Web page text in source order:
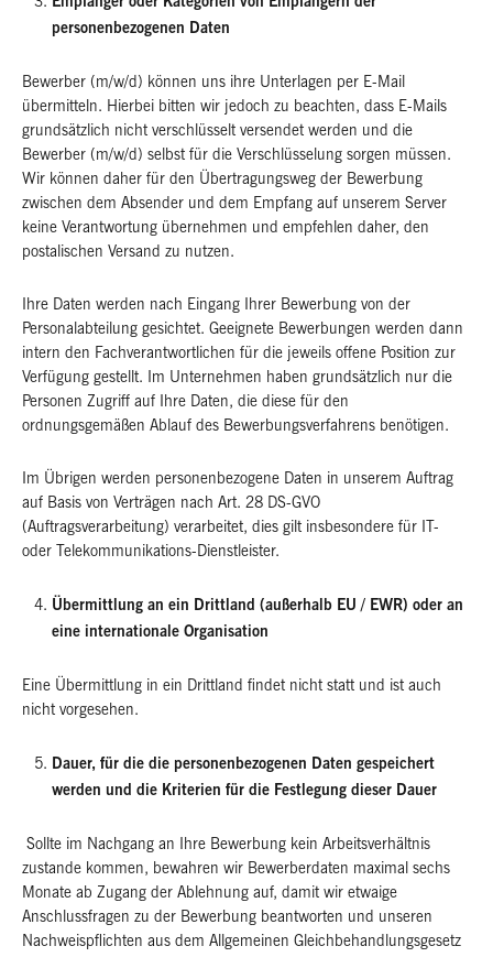
personenbezogenen Daten
Bewerber (m/w/d) können uns ihre Unterlagen per E-Mail
übermitteln. Hierbei bitten wir jedoch zu beachten, dass E-Mails
grundsätzlich nicht verschlüsselt versendet werden und die
Bewerber (m/w/d) selbst für die Verschlüsselung sorgen müssen.
Wir können daher für den Übertragungsweg der Bewerbung
zwischen dem Absender und dem Empfang auf unserem Server
keine Verantwortung übernehmen und empfehlen daher, den
postalischen Versand zu nutzen.
Ihre Daten werden nach Eingang Ihrer Bewerbung von der
Personalabteilung gesichtet. Geeignete Bewerbungen werden dann
intern den Fachverantwortlichen für die jeweils offene Position zur
Verfügung gestellt. Im Unternehmen haben grundsätzlich nur die
Personen Zugriff auf Ihre Daten, die diese für den
ordnungsgemäßen Ablauf des Bewerbungsverfahrens benötigen.
Im Übrigen werden personenbezogene Daten in unserem Auftrag
auf Basis von Verträgen nach Art. 28 DS-GVO
(Auftragsverarbeitung) verarbeitet, dies gilt insbesondere für IT-
oder Telekommunikations-Dienstleister.
Übermittlung an ein Drittland (außerhalb EU / EWR) oder an
eine internationale Organisation
Eine Übermittlung in ein Drittland findet nicht statt und ist auch
nicht vorgesehen.
Dauer, für die die personenbezogenen Daten gespeichert
werden und die Kriterien für die Festlegung dieser Dauer
Sollte im Nachgang an Ihre Bewerbung kein Arbeitsverhältnis
zustande kommen, bewahren wir Bewerberdaten maximal sechs
Monate ab Zugang der Ablehnung auf, damit wir etwaige
Anschlussfragen zu der Bewerbung beantworten und unseren
Nachweispflichten aus dem Allgemeinen Gleichbehandlungsgesetz